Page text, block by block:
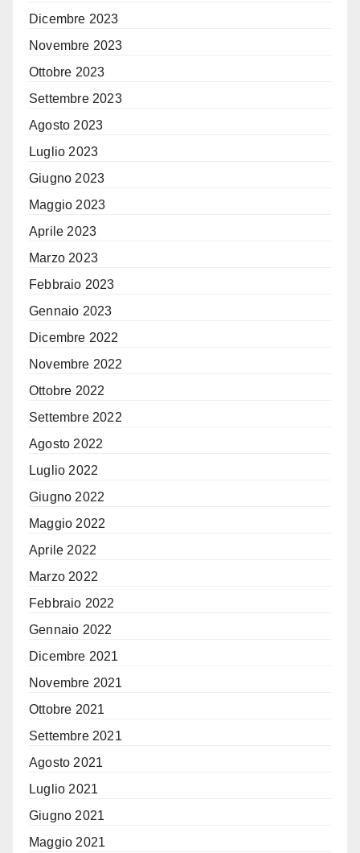
Dicembre 2023
Novembre 2023
Ottobre 2023
Settembre 2023
Agosto 2023
Luglio 2023
Giugno 2023
Maggio 2023
Aprile 2023
Marzo 2023
Febbraio 2023
Gennaio 2023
Dicembre 2022
Novembre 2022
Ottobre 2022
Settembre 2022
Agosto 2022
Luglio 2022
Giugno 2022
Maggio 2022
Aprile 2022
Marzo 2022
Febbraio 2022
Gennaio 2022
Dicembre 2021
Novembre 2021
Ottobre 2021
Settembre 2021
Agosto 2021
Luglio 2021
Giugno 2021
Maggio 2021